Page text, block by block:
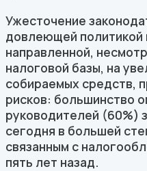
Ужесточение
довлеющей политикой
направленной,
налоговой базы, на
собираемых средств,
рисков: большинство
руководителей (60%)
сегодня в большей
связанным с
пять лет назад.